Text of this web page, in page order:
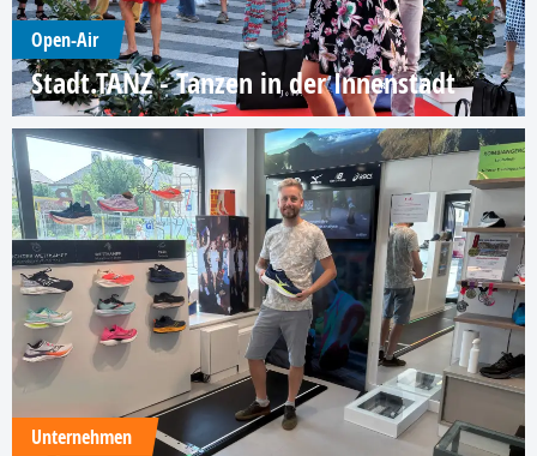
Open-Air
Stadt.TANZ - Tanzen in der Innenstadt
Unternehmen